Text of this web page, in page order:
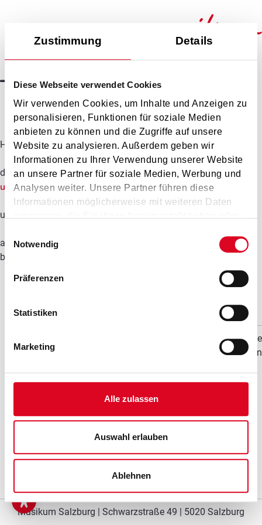
Zustimmung Details
Diese Webseite verwendet Cookies
Wir verwenden Cookies, um Inhalte und Anzeigen zu
personalisieren, Funktionen für soziale Medien
anbieten zu können und die Zugriffe auf unsere
Website zu analysieren. Außerdem geben wir
Informationen zu Ihrer Verwendung unserer Website
an unsere Partner für soziale Medien, Werbung und
Analysen weiter. Unsere Partner führen diese
Informationen möglicherweise mit weiteren Daten
zusammen, die Sie ihnen bereitgestellt haben oder
gesammelt haben.
Notwendig
Präferenzen
Statistiken
Marketing
Alle zulassen
Auswahl erlauben
Ablehnen
Teilnahmebestätigung
Hiermit bestätigen wir, dass
die Weiterbildungsveranstaltung
undefined
unter der Leitung von
am 08.08.2026
besucht hat.
Für die
Landesdirektion
Musikum Salzburg | Schwarzstraße 49 | 5020 Salzburg